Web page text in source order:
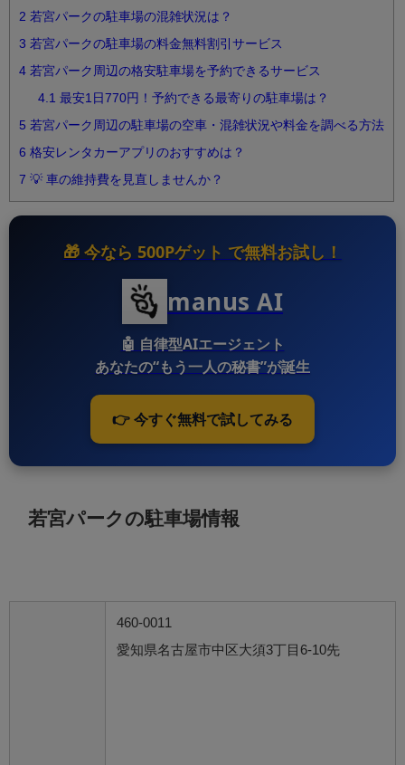
2 若宮パークの駐車場の混雑状況は？
3 若宮パークの駐車場の料金無料割引サービス
4 若宮パーク周辺の格安駐車場を予約できるサービス
4.1 最安1日770円！予約できる最寄りの駐車場は？
5 若宮パーク周辺の駐車場の空車・混雑状況や料金を調べる方法
6 格安レンタカーアプリのおすすめは？
7 💡 車の維持費を見直しませんか？
🎁 今なら 500Pゲット で無料お試し！
manus AI
🤖 自律型AIエージェント
あなたの“もう一人の秘書”が誕生
👉 今すぐ無料で試してみる
若宮パークの駐車場情報
460-0011
愛知県名古屋市中区大須3丁目6-10先